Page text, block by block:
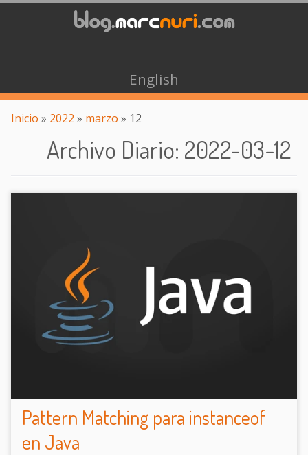
English
Inicio » 2022 » marzo » 12
Archivo Diario: 2022-03-12
Pattern Matching para instanceof
en Java